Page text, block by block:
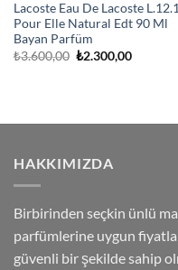
Lacoste Eau De Lacoste
Pour Elle Natural Edt 90 Ml
Bayan Parfüm
₺3.600,00 Orijinal
₺2.300,00Şu
HAKKIMIZDA
Birbirinden seçkin ünlü
parfümlerine uygun
güvenli bir şekilde sahip